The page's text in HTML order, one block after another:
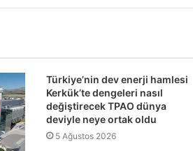
Türkiye’nin dev enerji hamlesi
Kerkük’te dengeleri nasıl
değiştirecek TPAO dünya
deviyle neye ortak oldu
5 Ağustos 2026